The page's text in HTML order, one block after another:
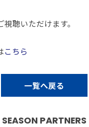
聴いただけます。
こちら
一覧へ戻る
SEASON PARTNERS